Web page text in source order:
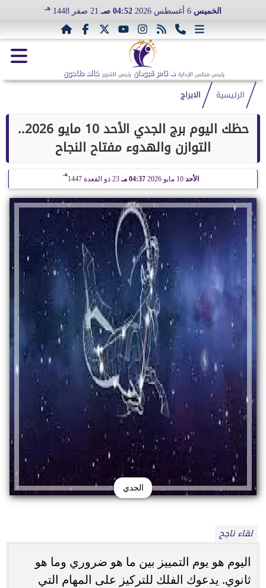
الخميس 04:52 صـ 21 صفر 1448 هـ
رئيس مجلس الإدارة د. تامر قبودان رئيس التحرير خالد طاحون
الرئيسية الابراج
حظك اليوم برج الجدي الأحد 10 مايو 2026..
التوازن والهدوء مفتاح النجاح
الأحد 10 مايو 2026 04:37 مـ 23 ذو القعدة 1447
هـ
الجدي
لقاء ناجح
اليوم هو يوم التمييز بين ما هو ضروري وما هو
ثانوي. يدعوك الفلك للتركيز على المهام التي